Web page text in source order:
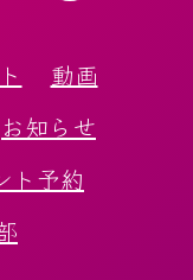
動画
お知らせ
ト予約